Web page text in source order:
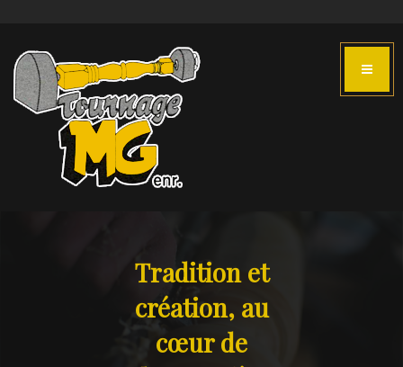
Tradition et
création, au
cœur de